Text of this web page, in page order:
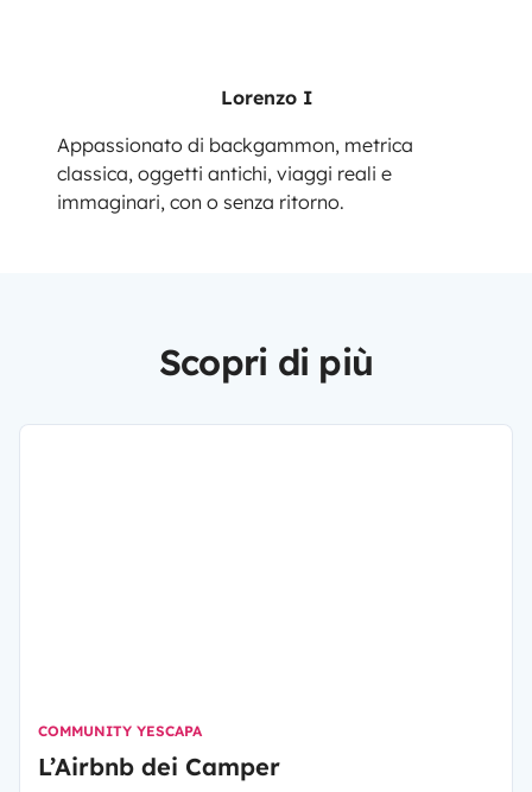
Lorenzo I
Appassionato di backgammon, metrica
classica, oggetti antichi, viaggi reali e
immaginari, con o senza ritorno.
Scopri di più
COMMUNITY YESCAPA
L’Airbnb dei Camper